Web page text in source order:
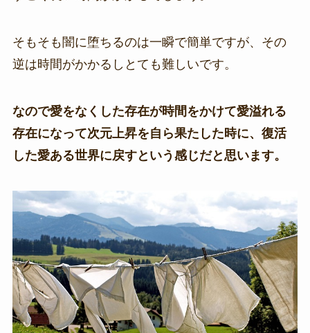
そもそも闇に堕ちるのは一瞬で簡単ですが、その
逆は時間がかかるしとても難しいです。
なので愛をなくした存在が時間をかけて愛溢れる
存在になって次元上昇を自ら果たした時に、復活
した愛ある世界に戻すという感じだと思います。